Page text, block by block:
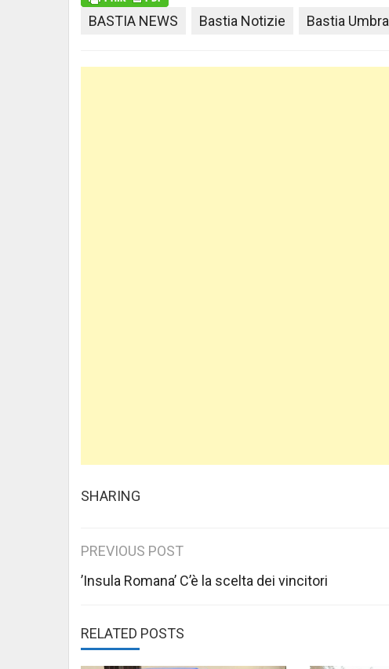
BASTIA NEWS Bastia Notizie Bastia Umbra
SHARING
Post
navigation
PREVIOUS POST
’Insula Romana’ C’è la scelta dei vincitori
RELATED POSTS